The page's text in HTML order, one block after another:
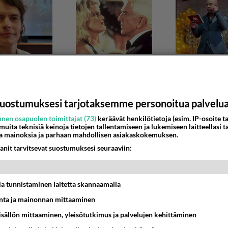
epäselvyys
kauden sarjojen esittämisjärjestys. Viime sunnuntaina
ja seuraavana sunnuntaina numero 11. ...
tarjotaksemme personoitua
osapuolen toimittajat (73) keräävät henkilötietoja (esim. IP-osoite
teknisiä keinoja tietojen tallentamiseen ja lukemiseen laitteellasi
ja parhaan mahdollisen asiakaskokemuksen.
tarvitsevat suostumuksesi seuraaviin:
tunnistaminen laitetta skannaamalla
ja mainonnan mittaaminen
mittaaminen, yleisötutkimus ja palvelujen kehittäminen